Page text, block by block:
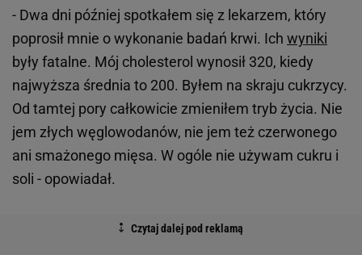
- Dwa dni później spotkałem się z lekarzem, który
poprosił mnie o wykonanie badań krwi. Ich wyniki
były fatalne. Mój cholesterol wynosił 320, kiedy
najwyższa średnia to 200. Byłem na skraju cukrzycy.
Od tamtej pory całkowicie zmieniłem tryb życia. Nie
jem złych węglowodanów, nie jem też czerwonego
ani smażonego mięsa. W ogóle nie używam cukru i
soli - opowiadał.